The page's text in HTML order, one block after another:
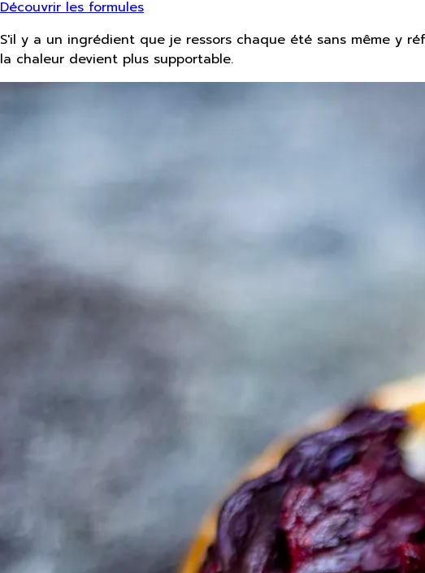
Découvrir les formules
S'il y a un ingrédient que je ressors chaque été sans même y
la chaleur devient plus supportable.